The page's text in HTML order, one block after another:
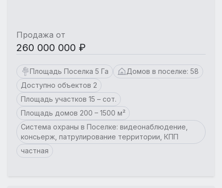
Продажа от
260 000 000 ₽
Площадь Поселка 5 Га
Домов в поселке: 58
Доступно объектов 2
Площадь участков 15 – сот.
Площадь домов 200 – 1500 м²
Система охраны в Поселке: видеонаблюдение,
консьерж, патрулирование территории, КПП
частная